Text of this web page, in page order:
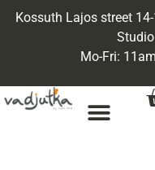
Kossuth Lajos street
Mo-Fri: